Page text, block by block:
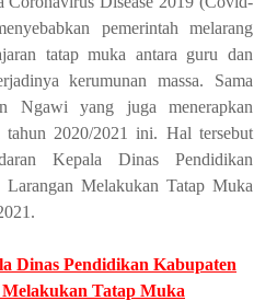
pemerintah melarang
tatap muka antara guru dan
kerumunan massa. Sama
Ngawi yang juga menerapkan
tahun 2020/2021 ini. Hal tersebut
Kepala Dinas Pendidikan
Melakukan Tatap Muka
Dinas Pendidikan Kabupaten
Tatap Muka